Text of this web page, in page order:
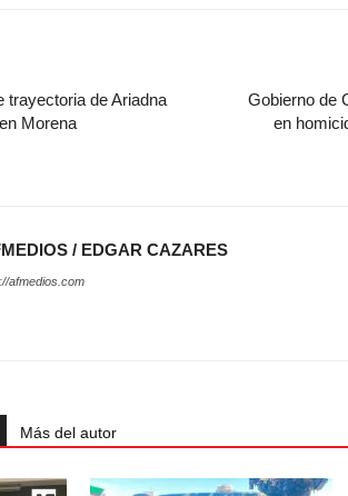
trayectoria de Ariadna
Morena
Gobierno de
en
/ EDGAR CAZARES
afmedios.com
Más del autor